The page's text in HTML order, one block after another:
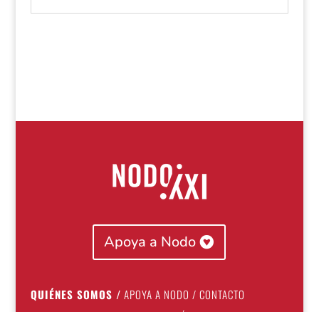
Apoya a Nodo
QUIÉNES SOMOS / APOYA A NODO / CONTACTO